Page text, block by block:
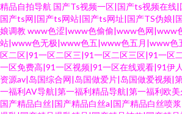
精品自拍导航 国产Ts视频一区|国产ts视频在线
国产ts网|国产ts网站|国产ts网址|国产TS伪娘|
娘调教 www色涩|www色偷偷|www色网|www
站|www色无极|www色五|www色五月|www色
区二区|91一区二区三|91一区二区三区|91一区
一区免费高|91一区视频|91一区在线观看|91伊
资源av|岛国综合网|岛国做爱片|岛国做爱视频|
一福利AV导航|第一福利精品导航|第一福利欧
国产精品白丝|国产精品白丝a|国产精品白丝喷